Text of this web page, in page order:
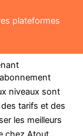
plateformes
niveaux sont
tarifs et des
les meilleurs